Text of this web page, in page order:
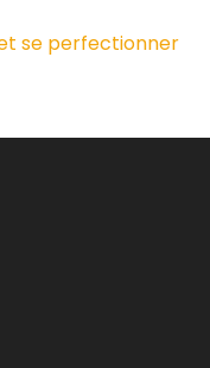
se perfectionner